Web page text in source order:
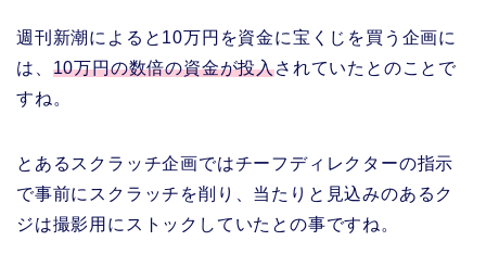
週刊新潮によると10万円を資金に宝くじを買う企画に
は、 10万円の数倍の資金が投入されていたとのことで
すね。
とあるスクラッチ企画ではチーフディレクターの指示
で事前にスクラッチを削り、当たりと見込みのあるク
ジは撮影用にストックしていたとの事ですね。